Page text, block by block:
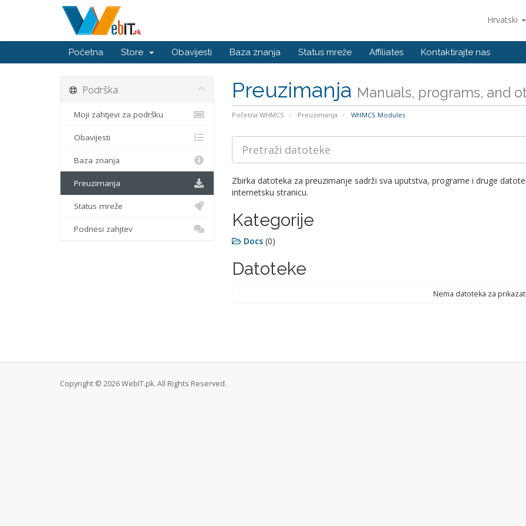
Hrvatski
Početna Store Obavijesti Baza znanja Status mreže Affiliates Kontaktirajte nas
Preuzimanja Manuals, programs, and
Početna WHMCS Preuzimanja WHMCS Modules
Zbirka datoteka za preuzimanje sadrži sva uputstva, programe i druge
internetsku stranicu.
Kategorije
Docs (0)
Datoteke
Nema datoteka za
Podrška
Moji zahtjevi za podršku
Obavijesti
Baza znanja
Preuzimanja
Status mreže
Podnesi zahjtev
Copyright © 2026 WebIT.pk. All Rights Reserved.